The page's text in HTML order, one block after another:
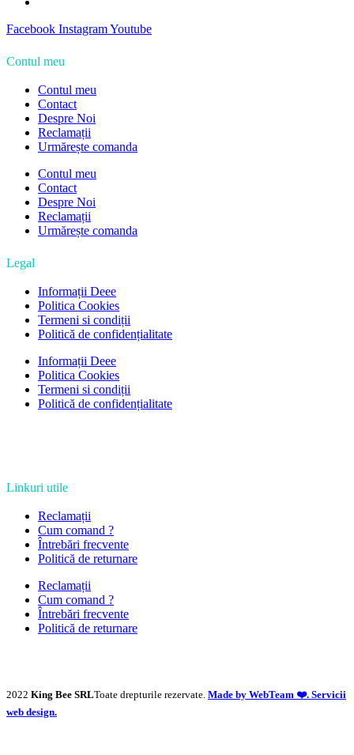
Facebook InstagramYoutube
Contul meu
Contul meu
Contact
Despre Noi
Reclamații
Urmărește comanda
Contul meu
Contact
Despre Noi
Reclamații
Urmărește comanda
Legal
Informații Deee
Politica Cookies
Termeni si condiții
Politică de confidențialitate
Informații Deee
Politica Cookies
Termeni si condiții
Politică de confidențialitate
Linkuri utile
Reclamații
Cum comand ?
Întrebări frecvente
Politică de returnare
Reclamații
Cum comand ?
Întrebări frecvente
Politică de returnare
2022 King Bee SRLToate drepturile rezervate. Made by WebTeam ❤️. Servicii
web design.